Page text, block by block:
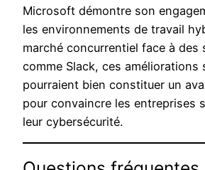
Microsoft démontre son
les environnements de travail
marché concurrentiel face à des
comme Slack, ces améliorations
pourraient bien constituer un
pour convaincre les entreprises
leur cybersécurité.